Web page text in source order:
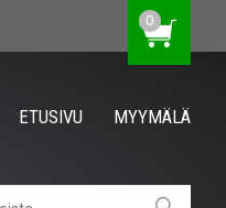
0
ETUSIVU MYYMÄLÄ